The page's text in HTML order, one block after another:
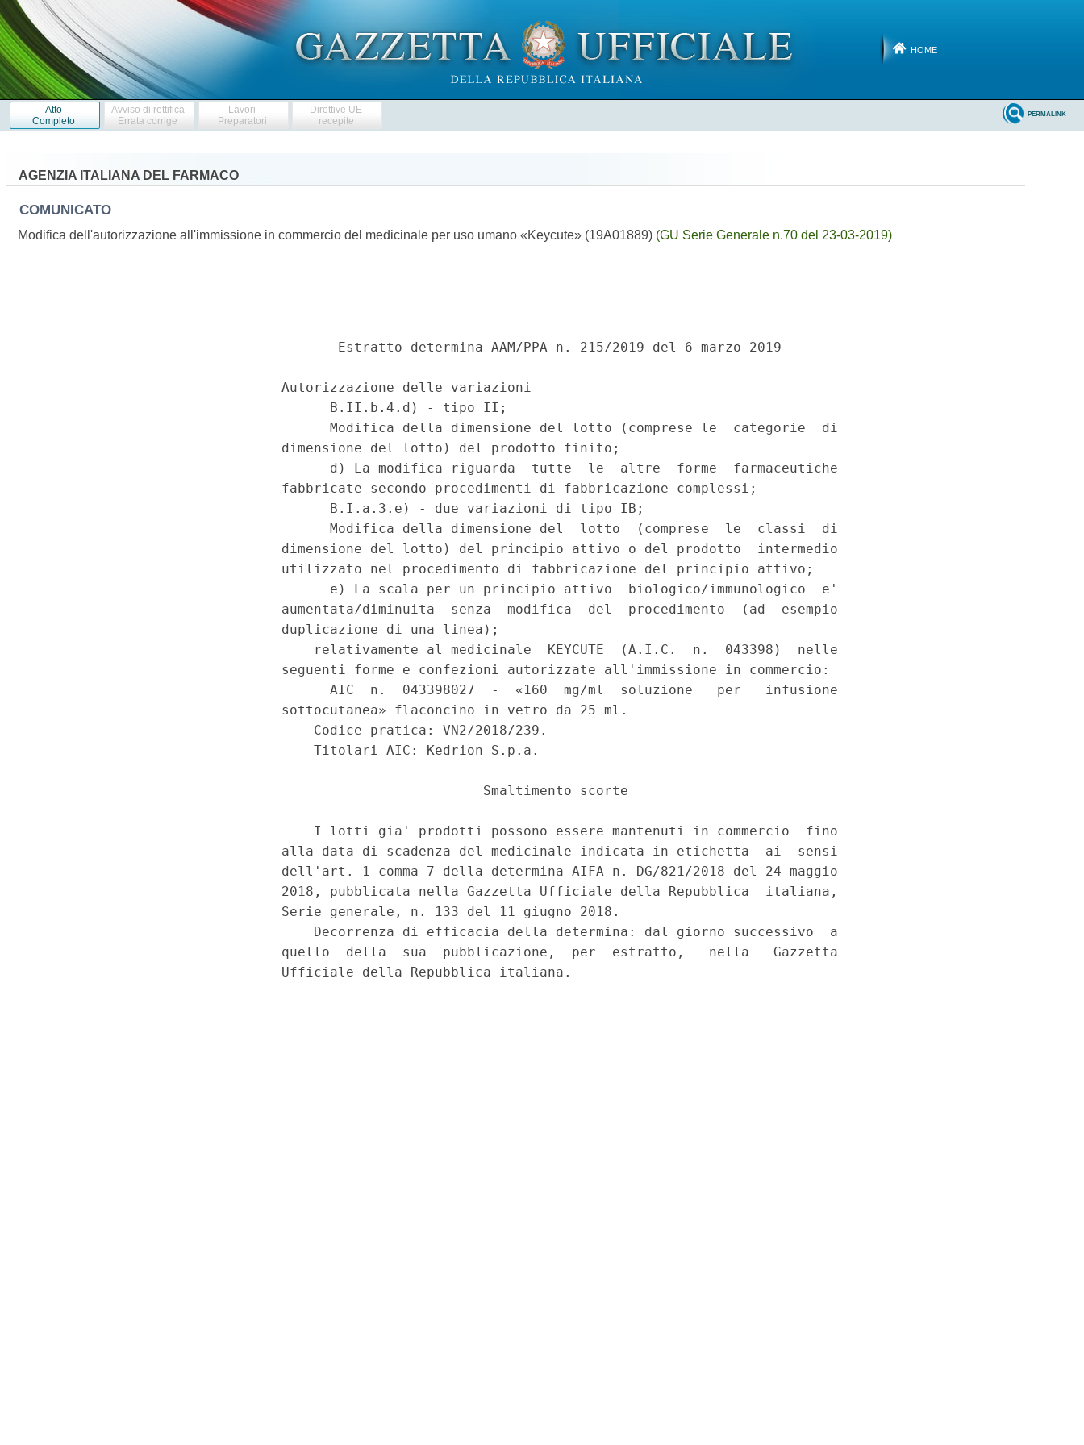
HOME
Atto
Completo
Avviso di rettifica
Errata corrige
Lavori
Preparatori
Direttive UE
recepite
PERMALINK
AGENZIA ITALIANA DEL FARMACO
COMUNICATO
Modifica dell'autorizzazione all'immissione in commercio del medicinale per uso umano «Keycute» (19A01889) (GU Serie Generale n.70 del 23-03-2019)